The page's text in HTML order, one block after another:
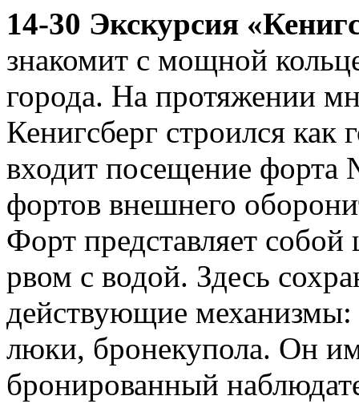
14-30 Экскурсия
знакомит с мощной
города. На протяжении
Кенигсберг строился
входит посещение
фортов внешнего
Форт представляет
рвом с водой. Здесь
действующие
люки, бронекупола. Он
бронированный